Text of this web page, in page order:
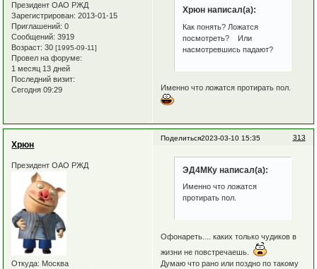
Президент ОАО РЖД
Зарегистрирован: 2013-01-15
Приглашений: 0
Сообщений: 3919
Возраст: 30[1995-09-11]
Провел на форуме:
1 месяц 13 дней
Последний визит:
Сегодня 09:29
Хрюн написал(а):
Как понять? Ложатся
посмотреть? Или
насмотревшись падают?
Именно что ложатся протирать пол.
Поделиться 313
2023-03-10 15:35
Хрюн
Президент ОАО РЖД
Откуда: Москва
ЭД4МКу написал(а):
Именно что ложатся
протирать пол.
Офонареть.... каких только чудиков в
жизни не повстречаешь.
Думаю что рано или поздно по такому